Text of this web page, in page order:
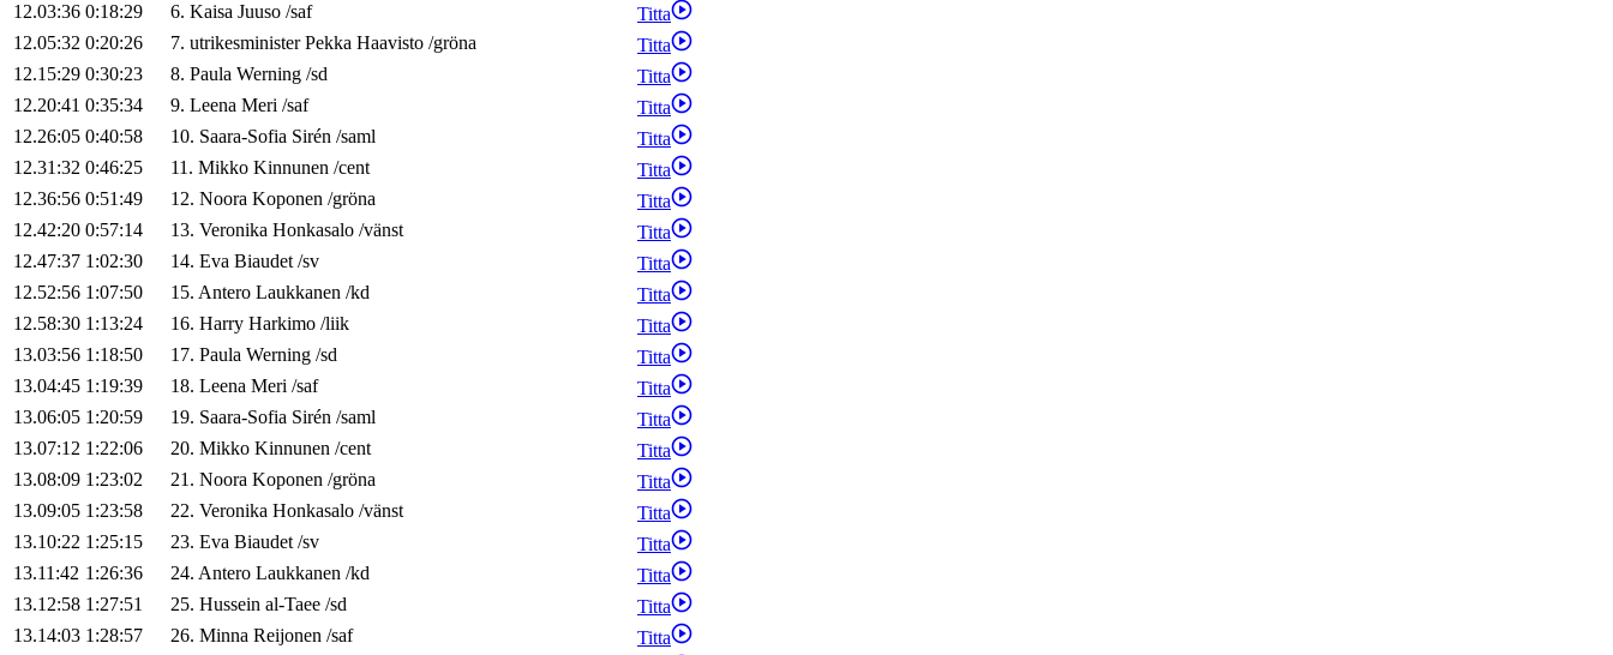
12.03:36 0:18:29 6. Kaisa Juuso /saf
Titta
12.05:32 0:20:26 7. utrikesminister Pekka Haavisto /gröna
Titta
12.15:29 0:30:23 8. Paula Werning /sd
Titta
12.20:41 0:35:34 9. Leena Meri /saf
Titta
12.26:05 0:40:58 10. Saara-Sofia Sirén /saml
Titta
12.31:32 0:46:25 11. Mikko Kinnunen /cent
Titta
12.36:56 0:51:49 12. Noora Koponen /gröna
Titta
12.42:20 0:57:14 13. Veronika Honkasalo /vänst
Titta
12.47:37 1:02:30 14. Eva Biaudet/sv
Titta
12.52:56 1:07:50 15. Antero Laukkanen /kd
Titta
12.58:30 1:13:24 16. Harry Harkimo /liik
Titta
13.03:56 1:18:50 17. Paula Werning /sd
Titta
13.04:45 1:19:39 18. Leena Meri /saf
Titta
13.06:05 1:20:59 19. Saara-Sofia Sirén /saml
Titta
13.07:12 1:22:06 20. Mikko Kinnunen /cent
Titta
13.08:09 1:23:02 21. Noora Koponen /gröna
Titta
13.09:05 1:23:58 22. Veronika Honkasalo /vänst
Titta
13.10:22 1:25:15 23. Eva Biaudet/sv
Titta
13.11:42 1:26:36 24. Antero Laukkanen /kd
Titta
13.12:58 1:27:51 25. Hussein al-Taee /sd
Titta
13.14:03 1:28:57 26. Minna Reijonen /saf
Titta